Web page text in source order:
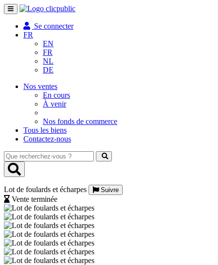
Toggle
navigation
Se connecter
FR
EN
FR
NL
DE
Nos ventes
En cours
À venir
Nos fonds de commerce
Tous les biens
Contactez-nous
Que
recherchez-
vous
Lot de foulards et écharpes
Suivre
Vente terminée